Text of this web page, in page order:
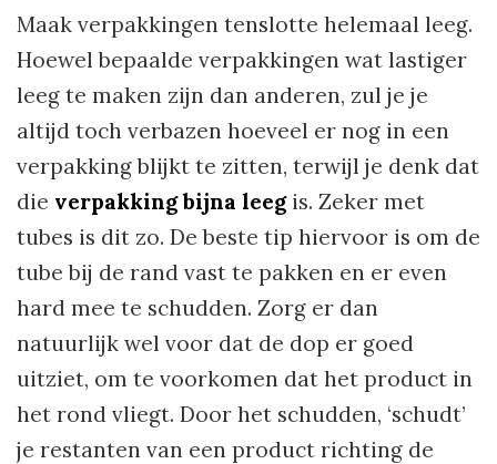
Maak verpakkingen tenslotte helemaal leeg.
Hoewel bepaalde verpakkingen wat lastiger
leeg te maken zijn dan anderen, zul je je
altijd toch verbazen hoeveel er nog in een
verpakking blijkt te zitten, terwijl je denk dat
die verpakking bijna leegis. Zeker met
tubes is dit zo. De beste tip hiervoor is om de
tube bij de rand vast te pakken en er even
hard mee te schudden. Zorg er dan
natuurlijk wel voor dat de dop er goed
uitziet, om te voorkomen dat het product in
het rond vliegt. Door het schudden, ‘schudt’
je restanten van een product richting de